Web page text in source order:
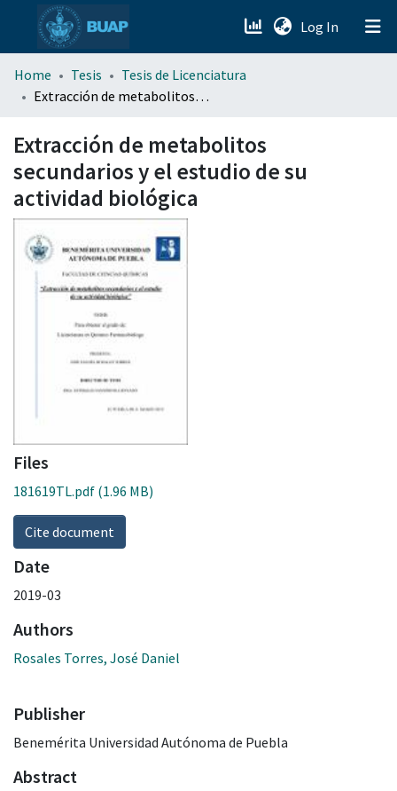
Log In (current)
menu.section.about_menu
Home Tesis
Tesis de Licenciatura
Extracción de metabolitos secundarios y el estudio de su actividad biológica
Extracción de metabolitos
secundarios y el estudio de su
actividad biológica
Files
181619TL.pdf (1.96 MB)
Cite document
Date
2019-03
Authors
Rosales Torres, José Daniel
Publisher
Benemérita Universidad Autónoma de Puebla
Abstract